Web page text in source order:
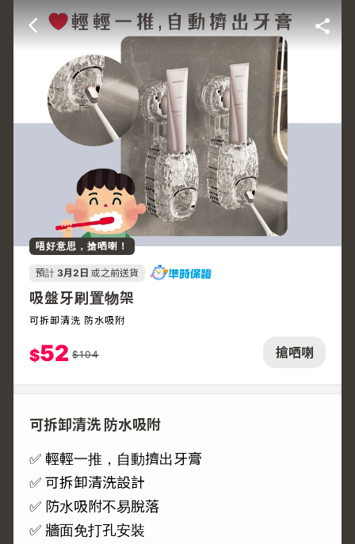
搶哂喇
唔好意思，搶哂喇！
預計 3月2日 或之前送貨
吸盤牙刷置物架
可拆卸清洗 防水吸附
$52 $104
可拆卸清洗 防水吸附
✅ 輕輕一推，自動擠出牙膏
✅ 可拆卸清洗設計
✅ 防水吸附不易脫落
✅ 牆面免打孔安裝